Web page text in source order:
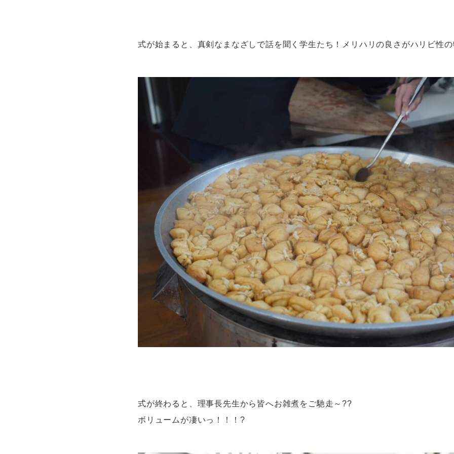
式が始まると、真剣なまなざしで話を聞く学生たち！メリハリの良さがハリビ性の
式が終わると、理事長先生から皆へお雑煮をご馳走～??
ボリュームが凄いっ！！！?